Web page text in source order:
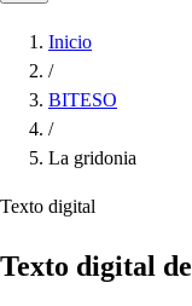
Inicio
/
BITESO
/
La gridonia
Texto digital
Texto digital de